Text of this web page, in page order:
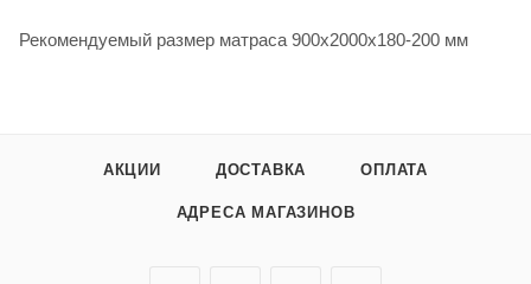
Рекомендуемый размер матраса 900х2000х180-200 мм
АКЦИИ ДОСТАВКА ОПЛАТА
АДРЕСА МАГАЗИНОВ